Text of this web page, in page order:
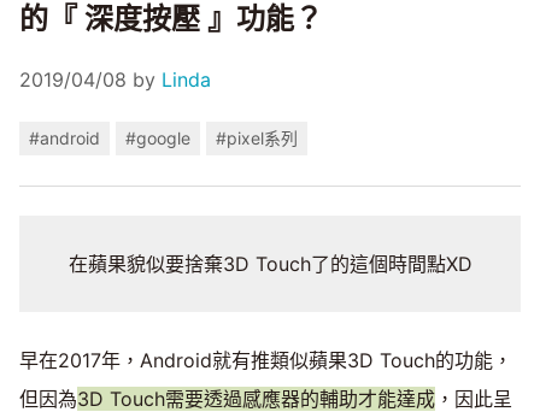
的『 深度按壓 』功能？
2019/04/08 by Linda
#android #google #pixel系列
在蘋果貌似要捨棄3D Touch了的這個時間點XD
早在2017年，Android就有推類似蘋果3D Touch的功能，
但因為3D Touch需要透過感應器的輔助才能達成 ，因此呈